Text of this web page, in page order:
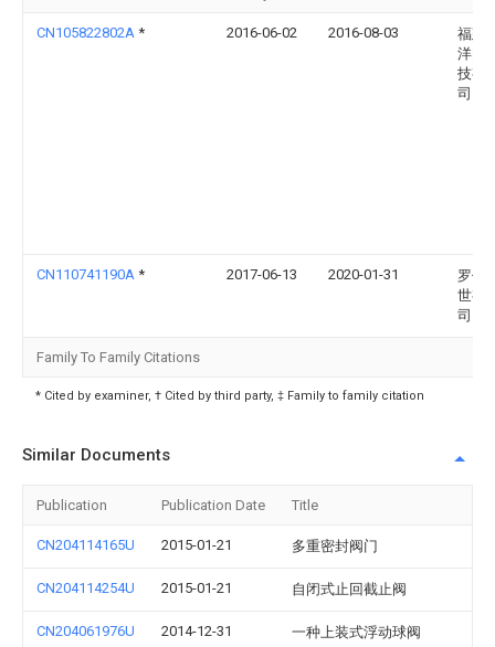
CN105822802A * 2016-06-02 2016-08-03
福建
洋阀
技有
司
CN110741190A * 2017-06-13 2020-01-31
罗伯
世有
司
Family To Family Citations
* Cited by examiner, † Cited by third party, ‡ Family to family citation
Similar Documents
Publication Publication Date Title
CN204114165U 2015-01-21 多重密封阀门
CN204114254U 2015-01-21 自闭式止回截止阀
CN204061976U 2014-12-31 一种上装式浮动球阀